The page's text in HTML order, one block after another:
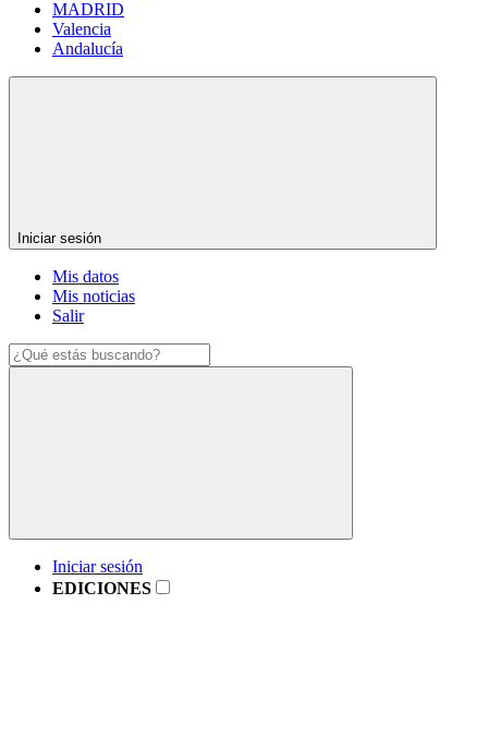
MADRID
Valencia
Andalucía
Iniciar sesión
Mis datos
Mis noticias
Salir
Iniciar sesión
EDICIONES